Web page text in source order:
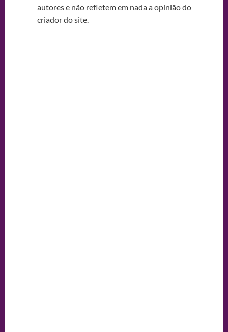
autores e não refletem em nada a opinião do
criador do site.